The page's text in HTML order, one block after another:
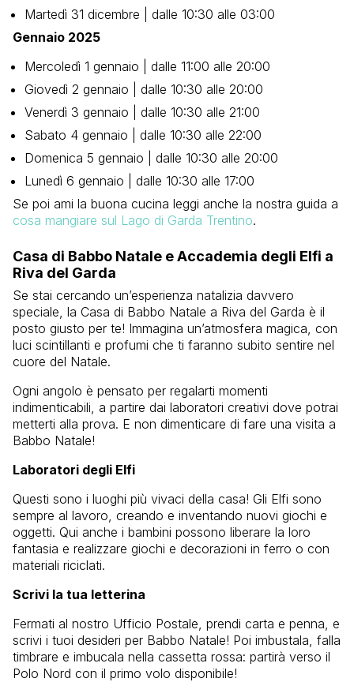
Martedì 31 dicembre | dalle 10:30 alle 03:00
Gennaio 2025
Mercoledì 1 gennaio | dalle 11:00 alle 20:00
Giovedì 2 gennaio | dalle 10:30 alle 20:00
Venerdì 3 gennaio | dalle 10:30 alle 21:00
Sabato 4 gennaio | dalle 10:30 alle 22:00
Domenica 5 gennaio | dalle 10:30 alle 20:00
Lunedì 6 gennaio | dalle 10:30 alle 17:00
Se poi ami la buona cucina leggi anche la nostra guida a
cosa mangiare sul Lago di Garda Trentino.
Casa di Babbo Natale e Accademia degli Elfi a
Riva del Garda
Se stai cercando un’esperienza natalizia davvero
speciale, la Casa di Babbo Natale a Riva del Garda è il
posto giusto per te! Immagina un’atmosfera magica, con
luci scintillanti e profumi che ti faranno subito sentire nel
cuore del Natale.
Ogni angolo è pensato per regalarti momenti
indimenticabili, a partire dai laboratori creativi dove potrai
metterti alla prova. E non dimenticare di fare una visita a
Babbo Natale!
Laboratori degli Elfi
Questi sono i luoghi più vivaci della casa! Gli Elfi sono
sempre al lavoro, creando e inventando nuovi giochi e
oggetti. Qui anche i bambini possono liberare la loro
fantasia e realizzare giochi e decorazioni in ferro o con
materiali riciclati.
Scrivi la tua letterina
Fermati al nostro Ufficio Postale, prendi carta e penna, e
scrivi i tuoi desideri per Babbo Natale! Poi imbustala, falla
timbrare e imbucala nella cassetta rossa: partirà verso il
Polo Nord con il primo volo disponibile!